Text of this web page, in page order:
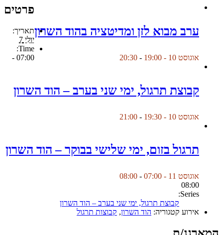
ערב מבוא לזן ומדיטציה בהוד השרון
אוגוסט 10 - 19:00 -
20:30
קבוצת תרגול, ימי שני בערב – הוד השרון
אוגוסט 10 - 19:30 -
21:00
תרגול בזום, ימי שלישי בבוקר – הוד השרון
אוגוסט 11 - 07:00 -
08:00
פרטים
תאריך:
יולי 7
Time:
07:00 -
08:00
Series:
קבוצת תרגול, ימי שני בערב – הוד השרון
אירוע קטגוריה: הוד השרון, קבוצות תרגול